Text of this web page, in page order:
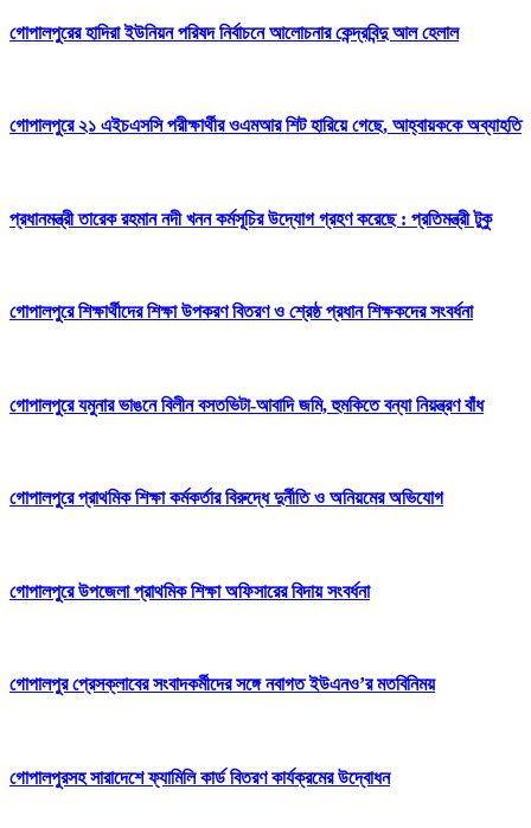
গোপালপুরের হাদিরা ইউনিয়ন পরিষদ নির্বাচনে আলোচনার কেন্দ্রবিন্দু আল হেলাল
গোপালপুরে ২১ এইচএসসি পরীক্ষার্থীর ওএমআর শিট হারিয়ে গেছে, আহ্বায়ককে অব্যাহতি
প্রধানমন্ত্রী তারেক রহমান নদী খনন কর্মসূচির উদ্যোগ গ্রহণ করেছে : প্রতিমন্ত্রী টুকু
গোপালপুরে শিক্ষার্থীদের শিক্ষা উপকরণ বিতরণ ও শ্রেষ্ঠ প্রধান শিক্ষকদের সংবর্ধনা
গোপালপুরে যমুনার ভাঙনে বিলীন বসতভিটা-আবাদি জমি, হুমকিতে বন্যা নিয়ন্ত্রণ বাঁধ
গোপালপুরে প্রাথমিক শিক্ষা কর্মকর্তার বিরুদ্ধে দুর্নীতি ও অনিয়মের অভিযোগ
গোপালপুরে উপজেলা প্রাথমিক শিক্ষা অফিসারের বিদায় সংবর্ধনা
গোপালপুর প্রেসক্লাবের সংবাদকর্মীদের সঙ্গে নবাগত ইউএনও’র মতবিনিময়
গোপালপুরসহ সারাদেশে ফ্যামিলি কার্ড বিতরণ কার্যক্রমের উদ্বোধন